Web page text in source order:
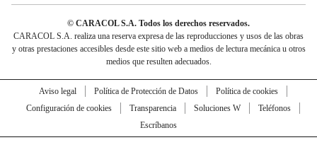
© CARACOL S.A. Todos los derechos reservados.
CARACOL S.A. realiza una reserva expresa de las reproducciones y usos de las obras
y otras prestaciones accesibles desde este sitio web a medios de lectura mecánica u otros
medios que resulten adecuados.
Aviso legal Política de Protección de Datos
Política de cookies
Configuración de cookies
Transparencia Soluciones W
Teléfonos
Escríbanos